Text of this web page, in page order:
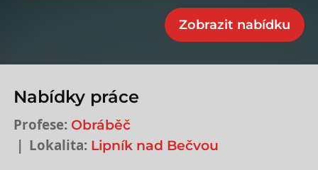
Nabídky práce
Profese: Obráběč
Lokalita: Lipník nad Bečvou